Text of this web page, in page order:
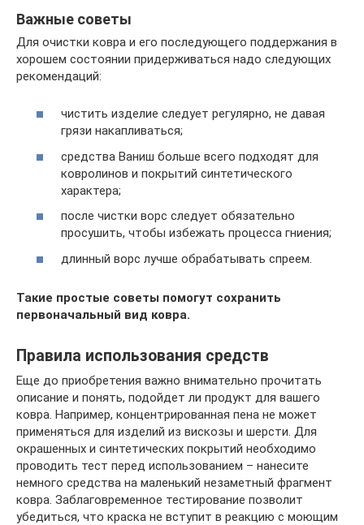
Важные советы
Для очистки ковра и его последующего поддержания в
хорошем состоянии придерживаться надо следующих
рекомендаций:
чистить изделие следует регулярно, не давая
грязи накапливаться;
средства Ваниш больше всего подходят для
ковролинов и покрытий синтетического
характера;
после чистки ворс следует обязательно
просушить, чтобы избежать процесса гниения;
длинный ворс лучше обрабатывать спреем.
Такие простые советы помогут сохранить
первоначальный вид ковра.
Правила использования средств
Еще до приобретения важно внимательно прочитать
описание и понять, подойдет ли продукт для вашего
ковра. Например, концентрированная пена не может
применяться для изделий из вискозы и шерсти. Для
окрашенных и синтетических покрытий необходимо
проводить тест перед использованием – нанесите
немного средства на маленький незаметный фрагмент
ковра. Заблаговременное тестирование позволит
убедиться, что краска не вступит в реакцию с моющим